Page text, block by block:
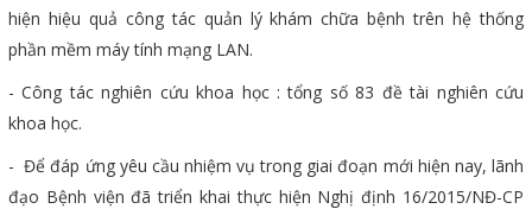
hiện hiệu quả công tác quản lý khám chữa bệnh trên hệ thống
phần mềm máy tính mạng LAN.
- Công tác nghiên cứu khoa học : tổng số 83 đề tài nghiên cứu
khoa học.
- Để đáp ứng yêu cầu nhiệm vụ trong giai đoạn mới hiện nay, lãnh
đạo Bệnh viện đã triển khai thực hiện Nghị định 16/2015/NĐ-CP